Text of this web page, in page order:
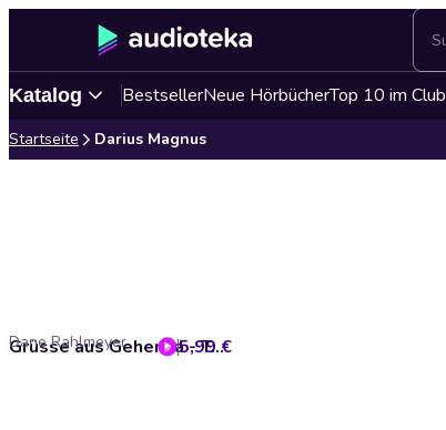
Katalog BestsellerNeue HörbücherTop 10 im Club
Startseite Darius Magnus
Grüsse aus Gehenna - Teil 5: Ol' Violet Eyes
Dane Rahlmeyer 5,99 €